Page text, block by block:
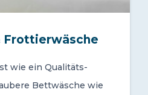
Frottierwäsche
wie ein Qualitäts-
Bettwäsche wie